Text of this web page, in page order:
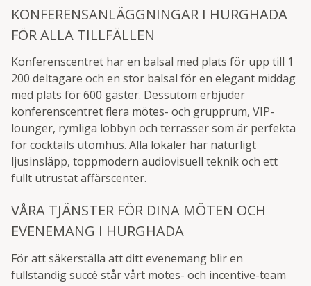
KONFERENSANLÄGGNINGAR I HURGHADA
FÖR ALLA TILLFÄLLEN
Konferenscentret har en balsal med plats för upp till 1
200 deltagare och en stor balsal för en elegant middag
med plats för 600 gäster. Dessutom erbjuder
konferenscentret flera mötes- och grupprum, VIP-
lounger, rymliga lobbyn och terrasser som är perfekta
för cocktails utomhus. Alla lokaler har naturligt
ljusinsläpp, toppmodern audiovisuell teknik och ett
fullt utrustat affärscenter.
VÅRA TJÄNSTER FÖR DINA MÖTEN OCH
EVENEMANG I HURGHADA
För att säkerställa att ditt evenemang blir en
fullständig succé står vårt mötes- och incentive-team